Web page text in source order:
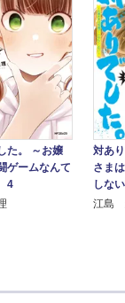
た。 ～お嬢
ゲームなんて
4
対あ
さま
しな
江島